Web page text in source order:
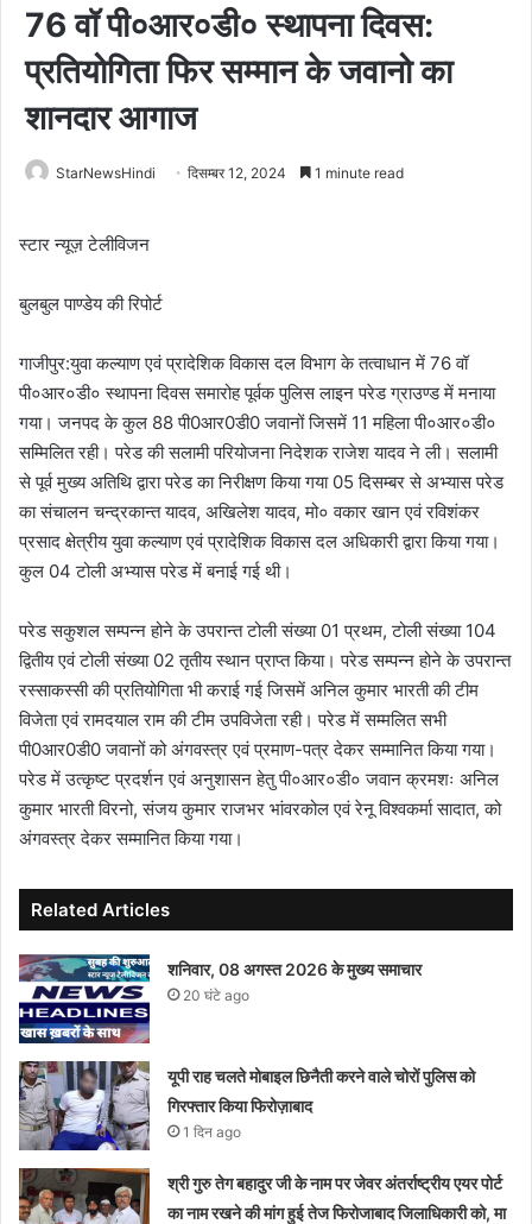
76 वॉ पी०आर०डी० स्थापना दिवस:
प्रतियोगिता फिर सम्मान के जवानो का
शानदार आगाज
StarNewsHindi दिसम्बर 12, 2024 1 minute read
स्टार न्यूज़ टेलीविजन
बुलबुल पाण्डेय की रिपोर्ट
गाजीपुर:युवा कल्याण एवं प्रादेशिक विकास दल विभाग के तत्वाधान में 76 वॉ
पी०आर०डी० स्थापना दिवस समारोह पूर्वक पुलिस लाइन परेड ग्राउण्ड में मनाया
गया। जनपद के कुल 88 पी0आर0डी0 जवानों जिसमें 11 महिला पी०आर०डी०
सम्मिलित रही। परेड की सलामी परियोजना निदेशक राजेश यादव ने ली। सलामी
से पूर्व मुख्य अतिथि द्वारा परेड का निरीक्षण किया गया 05 दिसम्बर से अभ्यास परेड
का संचालन चन्द्रकान्त यादव, अखिलेश यादव, मो० वकार खान एवं रविशंकर
प्रसाद क्षेत्रीय युवा कल्याण एवं प्रादेशिक विकास दल अधिकारी द्वारा किया गया।
कुल 04 टोली अभ्यास परेड में बनाई गई थी।
परेड सकुशल सम्पन्न होने के उपरान्त टोली संख्या 01 प्रथम, टोली संख्या 104
द्वितीय एवं टोली संख्या 02 तृतीय स्थान प्राप्त किया। परेड सम्पन्न होने के उपरान्त
रस्साकस्सी की प्रतियोगिता भी कराई गई जिसमें अनिल कुमार भारती की टीम
विजेता एवं रामदयाल राम की टीम उपविजेता रही। परेड में सम्मलित सभी
पी0आर0डी0 जवानों को अंगवस्त्र एवं प्रमाण-पत्र देकर सम्मानित किया गया।
परेड में उत्कृष्ट प्रदर्शन एवं अनुशासन हेतु पी०आर०डी० जवान क्रमशः अनिल
कुमार भारती विरनो, संजय कुमार राजभर भांवरकोल एवं रेनू विश्वकर्मा सादात, को
अंगवस्त्र देकर सम्मानित किया गया।
Related Articles
शनिवार, 08 अगस्त 2026 के मुख्य समाचार
20 घंटे ago
यूपी राह चलते मोबाइल छिनैती करने वाले चोरों पुलिस को
गिरफ्तार किया फिरोज़ाबाद
1 दिन ago
श्री गुरु तेग बहादुर जी के नाम पर जेवर अंतर्राष्ट्रीय एयर पोर्ट
का नाम रखने की मांग हुई तेज फिरोजाबाद जिलाधिकारी को, मा